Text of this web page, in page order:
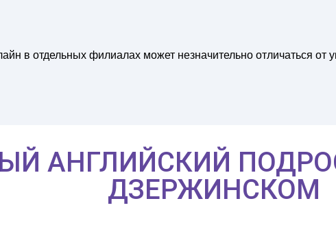
в отдельных филиалах может незначительно отличаться от
АНГЛИЙСКИЙ
ДЗЕРЖИНСКОМ